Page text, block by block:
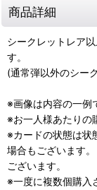
商品詳細
シークレットレア
す。
(通常弾以外のシー
※画像は内容の一例
※お一人様あたりの
※カードの状態は状
場合もございます
ございます。
※一度に複数個購入